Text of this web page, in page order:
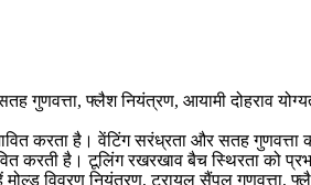
गुणवत्ता, फ्लैश नियंत्रण, आयामी दोहराव
करता है। वेंटिंग सरंध्रता और सतह गुणवत्ता
करती है। टूलिंग रखरखाव बैच स्थिरता को
विवरण नियंत्रण, ट्रायल सैंपल गुणवत्ता,